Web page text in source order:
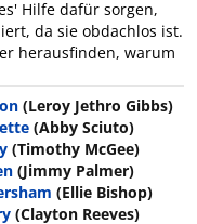
Hilfe dafür sorgen,
da sie obdachlos ist.
herausfinden, warum
(Leroy Jethro Gibbs)
(Abby Sciuto)
(Timothy McGee)
(Jimmy Palmer)
(Ellie Bishop)
(Clayton Reeves)